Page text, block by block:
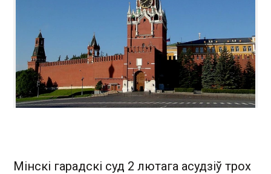
Мінскі гарадскі суд 2 лютага асудзіў трох